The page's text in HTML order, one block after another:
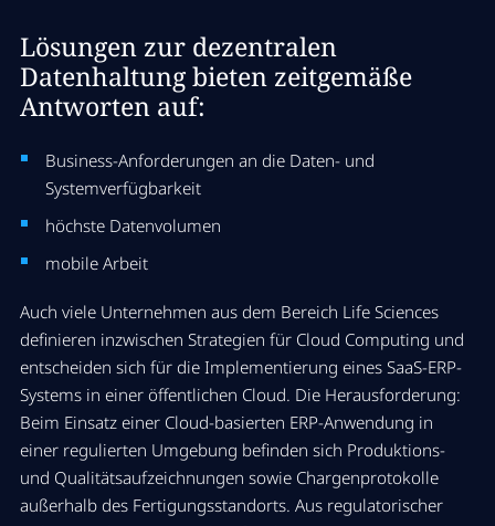
Lösungen zur dezentralen
Datenhaltung bieten zeitgemäße
Antworten auf:
Business-Anforderungen an die Daten- und
Systemverfügbarkeit
höchste Datenvolumen
mobile Arbeit
Auch viele Unternehmen aus dem Bereich Life Sciences
definieren inzwischen Strategien für Cloud Computing und
entscheiden sich für die Implementierung eines SaaS-ERP-
Systems in einer öffentlichen Cloud. Die Herausforderung:
Beim Einsatz einer Cloud-basierten ERP-Anwendung in
einer regulierten Umgebung befinden sich Produktions-
und Qualitätsaufzeichnungen sowie Chargenprotokolle
außerhalb des Fertigungsstandorts. Aus regulatorischer